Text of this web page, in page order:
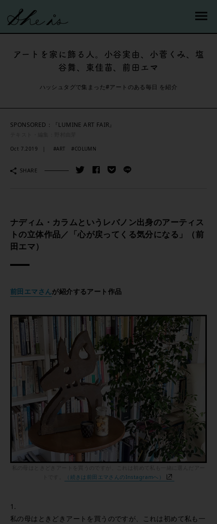
アートを家に飾る人。小谷実由、小菅くみ、塩
谷舞、東佳苗、前田エマ
ハッシュタグで集まった#アートのある毎日 を紹介
SPONSORED：『LUMINE ART FAIR』
Oct 7.2019 #ART #COLUMN
SHARE
ナディム・カラムというレバノン出身のアーティス
トの立体作品／「心が戻ってくる気分になる」（前
田エマ）
前田エマさんが紹介するアート作品
（続きは前田エマさんのInstagramへ）
1.
私の母はときどきアートを買うのですが、これは初めて私も一